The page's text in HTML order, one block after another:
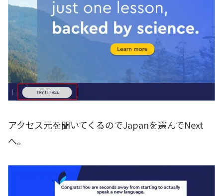
アクセス元を聞いてくるのでJapanを選んでNext
へ。